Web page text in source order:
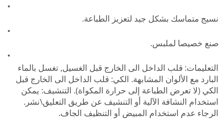
نسيج متماسك بشكل جيد لتعزيز الطباعة.
صنع خصيصا لملبس.
التعليمات: قلب الداخل الى الخارج قبل الغسيل, تغسل بالماء
البارد مع الألوان المشابهة. الكي: قلب الداخل الى الخارج قبل
الكي (لا تعرض الطباعة إلى حرارة المكواة). التنشيف: يمكن
استخدام النشافة الآلية أو التنشيف عن طريق التعليق\نشر.
الرجاء عدم استخدام المبيض أو التنظيف الجاف.